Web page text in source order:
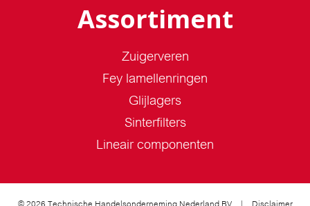
Assortiment
Zuigerveren
Fey lamellenringen
Glijlagers
Sinterfilters
Lineair componenten